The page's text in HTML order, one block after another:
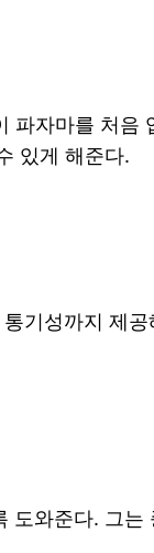
자마를 처음
있게 해준다.
기성까지 제
와준다. 그